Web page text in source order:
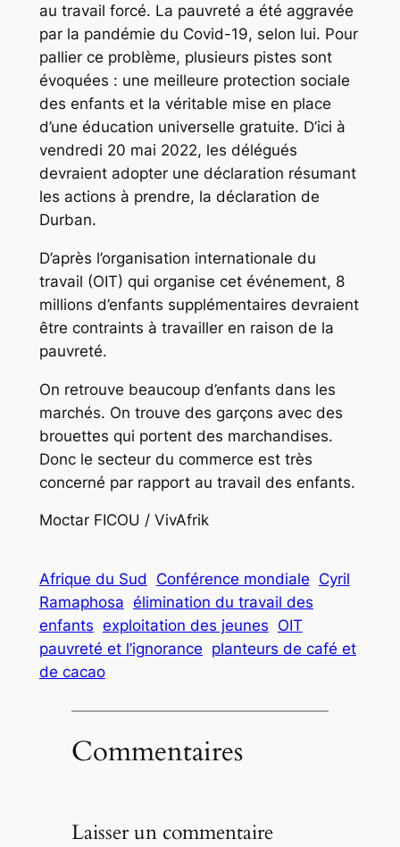
au travail forcé. La pauvreté a été aggravée
par la pandémie du Covid-19, selon lui. Pour
pallier ce problème, plusieurs pistes sont
évoquées : une meilleure protection sociale
des enfants et la véritable mise en place
d’une éducation universelle gratuite. D’ici à
vendredi 20 mai 2022, les délégués
devraient adopter une déclaration résumant
les actions à prendre, la déclaration de
Durban.
D’après l’organisation internationale du
travail (OIT) qui organise cet événement, 8
millions d’enfants supplémentaires devraient
être contraints à travailler en raison de la
pauvreté.
On retrouve beaucoup d’enfants dans les
marchés. On trouve des garçons avec des
brouettes qui portent des marchandises.
Donc le secteur du commerce est très
concerné par rapport au travail des enfants.
Moctar FICOU / VivAfrik
Afrique du Sud Conférence mondiale Cyril
Ramaphosa élimination du travail des
enfants exploitation des jeunes OIT
pauvreté et l’ignorance planteurs de café et
de cacao
Commentaires
Laisser un commentaire